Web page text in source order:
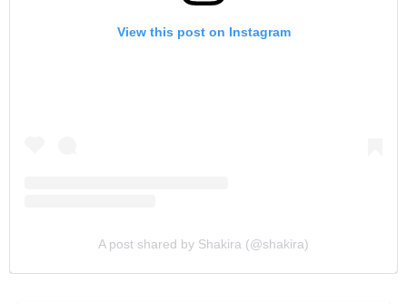
View this post on Instagram
A post shared by Shakira (@shakira)